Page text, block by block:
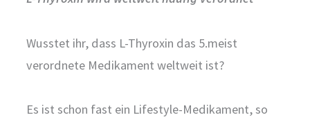
Wusstet ihr, dass L-Thyroxin das 5.meist
verordnete Medikament weltweit ist?
Es ist schon fast ein Lifestyle-Medikament, so